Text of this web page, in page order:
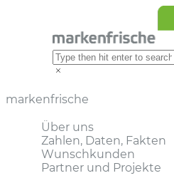
markenfrische
Über uns
Zahlen, Daten, Fakten
Wunschkunden
Partner und Projekte